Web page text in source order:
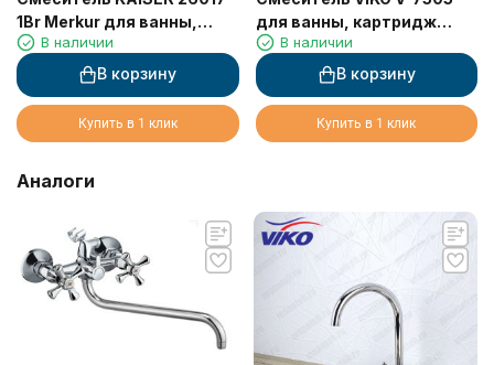
1Br Merkur для ванны,
скрытого монтажа
В наличии
В корзину
Купить в 1 клик
для ванны, картридж
Ф35, излив L-40см, латунь
В наличии
В корзину
Купить в 1 клик
Аналоги